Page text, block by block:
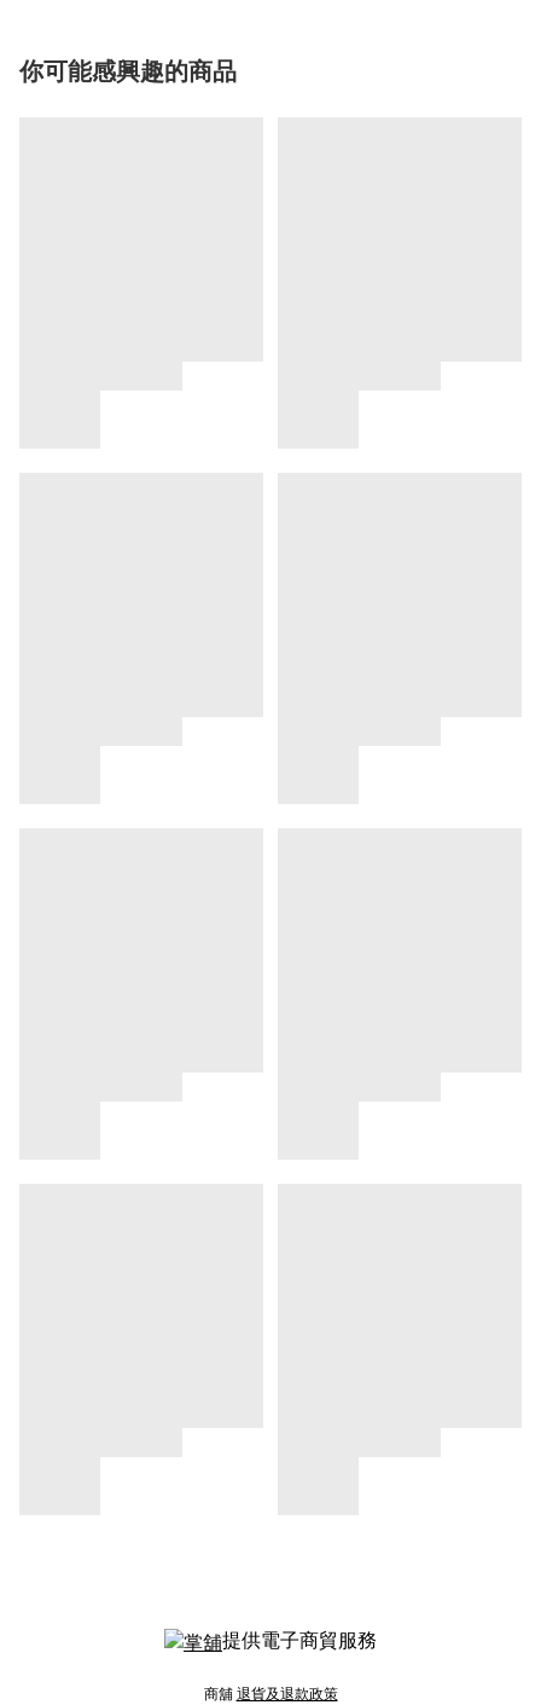
你可能感興趣的商品
提供電子商貿服務
商舖 退貨及退款政策